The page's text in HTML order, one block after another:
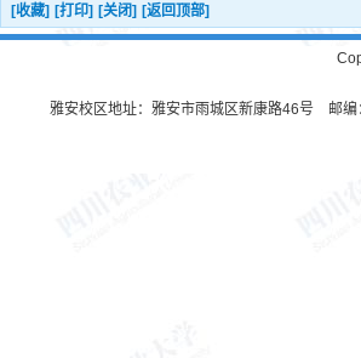
[收藏] [打印] [关闭] [返回顶部]
雅安校区地址：雅安市雨城区新康路46号 邮